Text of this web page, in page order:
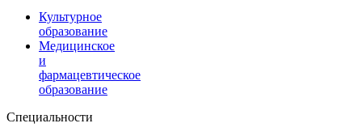
Культурное
образование
Медицинское
и
фармацевтическое
образование
Специальности